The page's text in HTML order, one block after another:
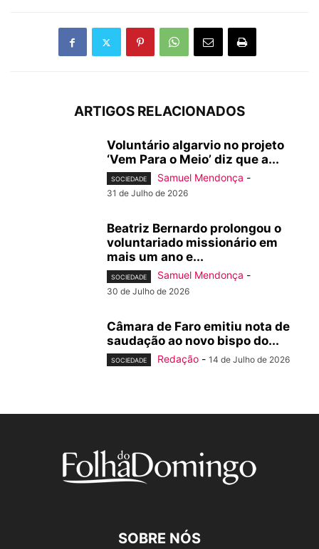
ARTIGOS RELACIONADOS
Voluntário algarvio no projeto
‘Vem Para o Meio’ diz que a...
SOCIEDADE Samuel Mendonça -
31 de Julho de 2026
Beatriz Bernardo prolongou o
voluntariado missionário em
mais um ano e...
SOCIEDADE Samuel Mendonça -
30 de Julho de 2026
Câmara de Faro emitiu nota de
saudação ao novo bispo do...
SOCIEDADE Redação - 14 de Julho de 2026
SOBRE NÓS